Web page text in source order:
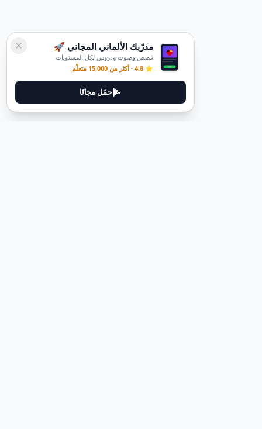
مدرّبك الألماني المجاني 🚀
قصص وصوت ودروس لكل المستويات
⭐ 4.8 · أكثر من 15,000 متعلّم
حمّل مجانًا